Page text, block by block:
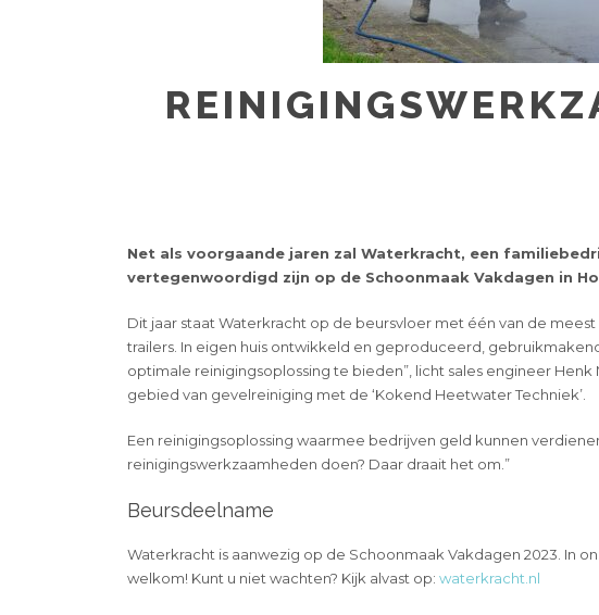
Net als voorgaande jaren zal Waterkracht, een
vertegenwoordigd zijn op de Schoonmaak Vakdagen in
Dit jaar staat Waterkracht op de beursvloer met één van de
trailers. In eigen huis ontwikkeld en geproduceerd,
optimale reinigingsoplossing te bieden”, licht sales engineer
gebied van gevelreiniging met de ‘Kokend Heetwater Techniek’.
Een reinigingsoplossing waarmee bedrijven geld kunnen
reinigingswerkzaamheden doen? Daar draait het om.”
Beursdeelname
Waterkracht is aanwezig op de Schoonmaak Vakdagen 2023. In
welkom! Kunt u niet wachten? Kijk alvast op: waterkracht.nl